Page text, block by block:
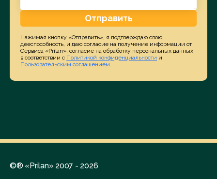
Отправить
Нажимая кнопку «Отправить», я подтверждаю свою
дееспособность, и даю согласие на получение информации от
Сервиса «Prilan», согласие на обработку персональных данных
в соответствии с Политикой конфиденциальности и
Пользовательским соглашением.
©® «Prilan» 2007 - 2026